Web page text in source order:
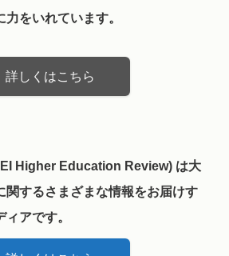
をいれています。
詳しくはこちら
Higher Education Review) は大
関するさまざまな情報をお届けす
アです。